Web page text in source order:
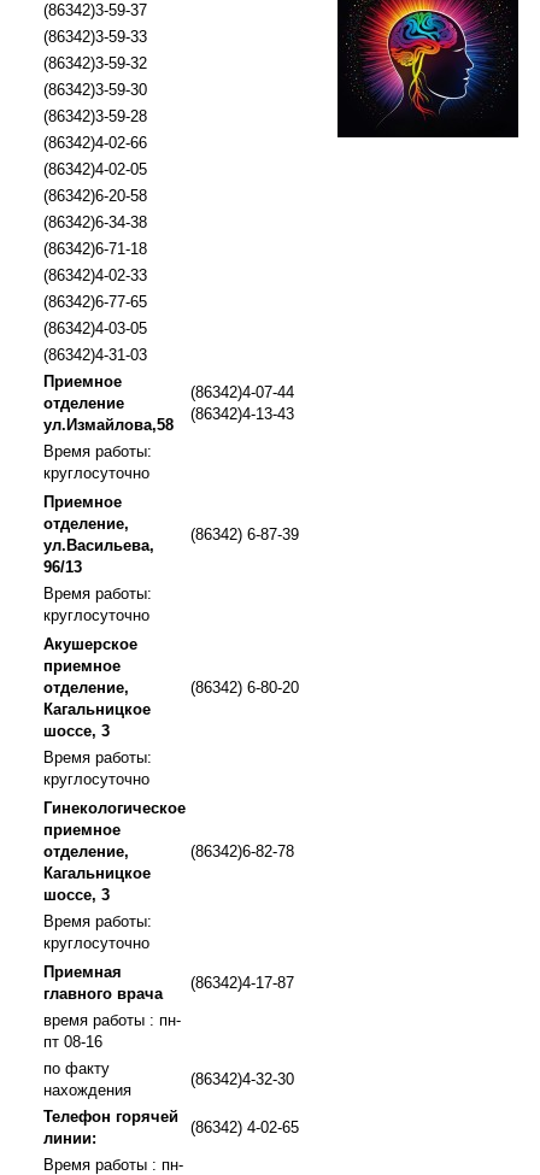
(86342)3-59-37
(86342)3-59-33
(86342)3-59-32
(86342)3-59-30
(86342)3-59-28
(86342)4-02-66
(86342)4-02-05
(86342)6-20-58
(86342)6-34-38
(86342)6-71-18
(86342)4-02-33
(86342)6-77-65
(86342)4-03-05
(86342)4-31-03
Приемное
отделение
ул.Измайлова,58
(86342)4-07-44
(86342)4-13-43
Время работы:
круглосуточно
Приемное
отделение,
ул.Васильева,
96/13
(86342) 6-87-39
Время работы:
круглосуточно
Акушерское
приемное
отделение,
Кагальницкое
шоссе, 3
(86342) 6-80-20
Время работы:
круглосуточно
Гинекологическое
приемное
отделение,
Кагальницкое
шоссе, 3
(86342)6-82-78
Время работы:
круглосуточно
Приемная
главного врача
(86342)4-17-87
время работы : пн-
пт 08-16
по факту
нахождения
(86342)4-32-30
Телефон горячей
линии:
(86342) 4-02-65
Время работы : пн-